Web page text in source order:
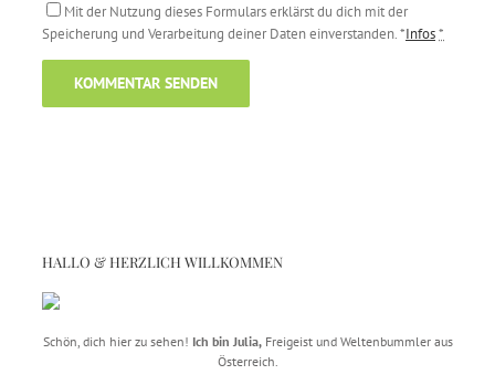
Mit der Nutzung dieses Formulars erklärst du dich mit der
Speicherung und Verarbeitung deiner Daten einverstanden. *Infos*
HALLO & HERZLICH WILLKOMMEN
Schön, dich hier zu sehen! Ich bin Julia,Freigeist und Weltenbummler aus
Österreich.